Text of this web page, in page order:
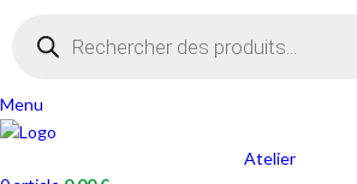
Menu
Atelier